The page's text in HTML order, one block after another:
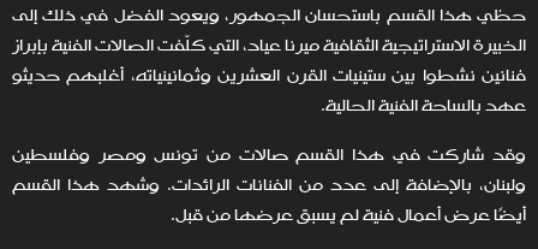
حظي هذا القسم باستحسان الجمهور، ويعود الفضل في ذلك إلى
الخبيرة الاستراتيجية الثقافية ميرنا عياد، التي كلّفت الصالات الفنية بإبراز
فنانين نشطوا بين ستينيات القرن العشرين وثمانينياته، أغلبهم حديثو
عهد بالساحة الفنية الحالية.
وقد شاركت في هذا القسم صالات من تونس ومصر وفلسطين
ولبنان، بالإضافة إلى عدد من الفنانات الرائدات. وشهد هذا القسم
أيضًا عرض أعمال فنية لم يسبق عرضها من قبل.